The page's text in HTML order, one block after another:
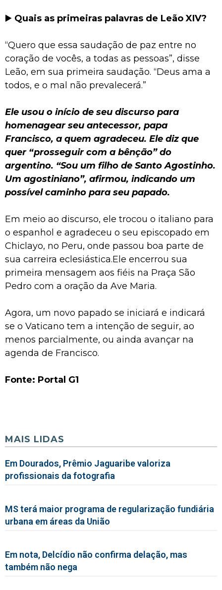
▶️ Quais as primeiras palavras de Leão XIV?
“Quero que essa saudação de paz entre no
coração de vocês, a todas as pessoas”, disse
Leão, em sua primeira saudação. “Deus ama a
todos, e o mal não prevalecerá.”
Ele usou o início de seu discurso para
homenagear seu antecessor, papa
Francisco, a quem agradeceu. Ele diz que
quer “prosseguir com a bênção” do
argentino. “Sou um filho de Santo Agostinho.
Um agostiniano”, afirmou, indicando um
possível caminho para seu papado.
Em meio ao discurso, ele trocou o italiano para
o espanhol e agradeceu o seu episcopado em
Chiclayo, no Peru, onde passou boa parte de
sua carreira eclesiástica.Ele encerrou sua
primeira mensagem aos fiéis na Praça São
Pedro com a oração da Ave Maria.
Agora, um novo papado se iniciará e indicará
se o Vaticano tem a intenção de seguir, ao
menos parcialmente, ou ainda avançar na
agenda de Francisco.
Fonte: Portal G1
MAIS LIDAS
Em Dourados, Prêmio Jaguaribe valoriza
profissionais da fotografia
MS terá maior programa de regularização fundiária
urbana em áreas da União
Em nota, Delcídio não confirma delação, mas
também não nega